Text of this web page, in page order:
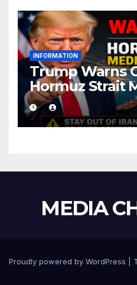
INFORMATION
Trump Warns
Hormuz Strait
With Iran
MEDIA
Proudly powered by WordPress